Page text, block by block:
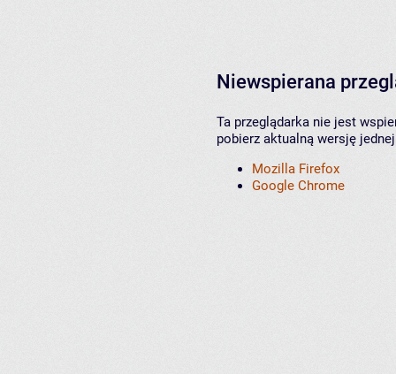
Niewspierana
Ta przeglądarka nie jest
pobierz aktualną wersję
Mozilla Firefox
Google Chrome